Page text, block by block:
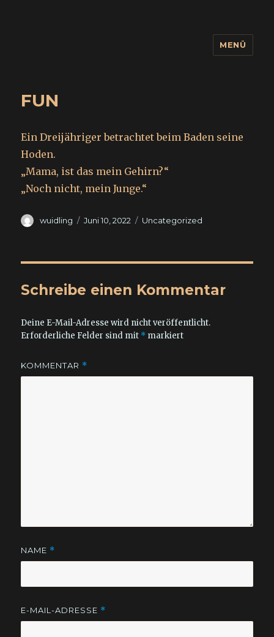
MENÜ
FUN
Ein Dreijähriger betrachtet beim Baden seine
Hoden.
„Mama, ist das mein Gehirn?“
„Noch nicht, mein Junge.“
Autor
wuidling
Veröffentlicht
Juni 10, 2022 Kategorien
Uncategorized
Schreibe einen Kommentar
Deine E-Mail-Adresse wird nicht veröffentlicht.
Erforderliche Felder sind mit * markiert
KOMMENTAR *
NAME *
E-MAIL-ADRESSE *